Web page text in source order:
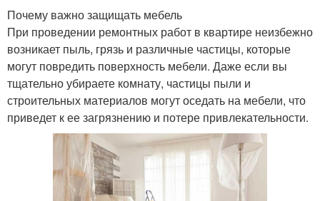
Почему важно защищать мебель
При проведении ремонтных работ в квартире неизбежно
возникает пыль, грязь и различные частицы, которые
могут повредить поверхность мебели. Даже если вы
тщательно убираете комнату, частицы пыли и
строительных материалов могут оседать на мебели, что
приведет к ее загрязнению и потере привлекательности.